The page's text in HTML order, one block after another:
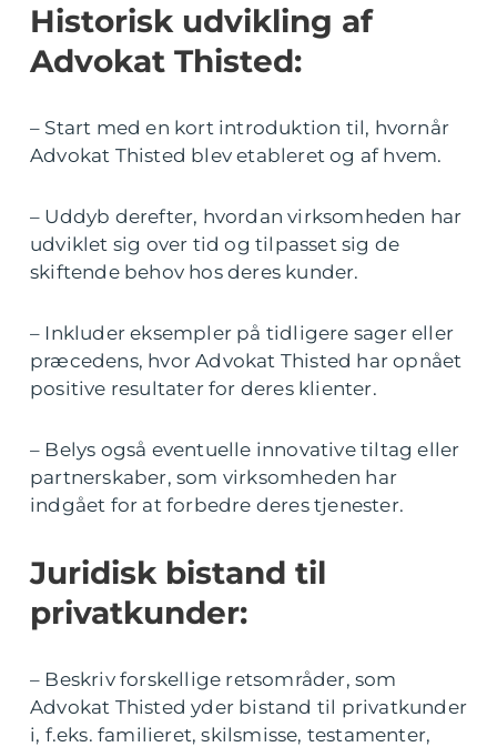
Historisk udvikling af
Advokat Thisted:
– Start med en kort introduktion til, hvornår
Advokat Thisted blev etableret og af hvem.
– Uddyb derefter, hvordan virksomheden har
udviklet sig over tid og tilpasset sig de
skiftende behov hos deres kunder.
– Inkluder eksempler på tidligere sager eller
præcedens, hvor Advokat Thisted har opnået
positive resultater for deres klienter.
– Belys også eventuelle innovative tiltag eller
partnerskaber, som virksomheden har
indgået for at forbedre deres tjenester.
Juridisk bistand til
privatkunder:
– Beskriv forskellige retsområder, som
Advokat Thisted yder bistand til privatkunder
i, f.eks. familieret, skilsmisse, testamenter,